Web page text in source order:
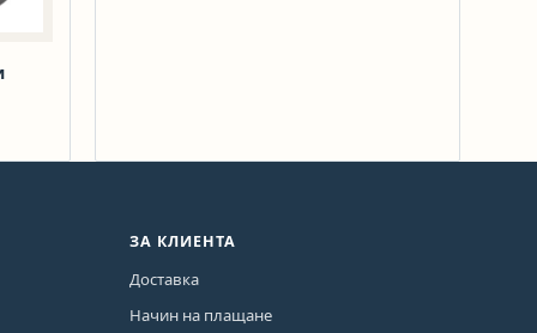
ЗА КЛИЕНТА
Доставка
Начин на плащане